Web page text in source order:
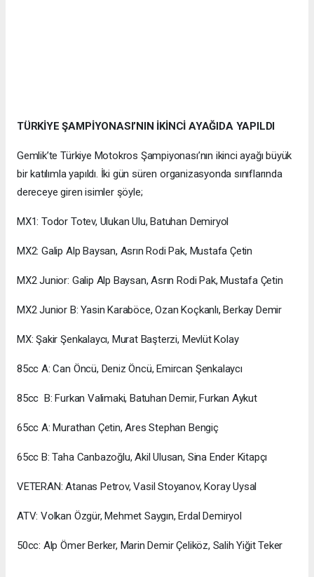
TÜRKİYE ŞAMPİYONASI’NIN İKİNCİ AYAĞIDA YAPILDI
Gemlik’te Türkiye Motokros Şampiyonası’nın ikinci ayağı büyük
bir katılımla yapıldı. İki gün süren organizasyonda sınıflarında
dereceye giren isimler şöyle;
MX1: Todor Totev, Ulukan Ulu, Batuhan Demiryol
MX2: Galip Alp Baysan, Asrın Rodi Pak, Mustafa Çetin
MX2 Junior: Galip Alp Baysan, Asrın Rodi Pak, Mustafa Çetin
MX2 Junior B: Yasin Karaböce, Ozan Koçkanlı, Berkay Demir
MX: Şakir Şenkalaycı, Murat Başterzi, Mevlüt Kolay
85cc A: Can Öncü, Deniz Öncü, Emircan Şenkalaycı
85cc B: Furkan Valimaki, Batuhan Demir, Furkan Aykut
65cc A: Murathan Çetin, Ares Stephan Bengiç
65cc B: Taha Canbazoğlu, Akil Ulusan, Sina Ender Kitapçı
VETERAN: Atanas Petrov, Vasil Stoyanov, Koray Uysal
ATV: Volkan Özgür, Mehmet Saygın, Erdal Demiryol
50cc: Alp Ömer Berker, Marin Demir Çeliköz, Salih Yiğit Teker